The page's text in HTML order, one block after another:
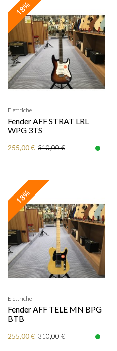
18%
Elettriche
Fender AFF STRAT LRL
WPG 3TS
255,00 € 310,00 €
18%
Elettriche
Fender AFF TELE MN BPG
BTB
255,00 € 310,00 €